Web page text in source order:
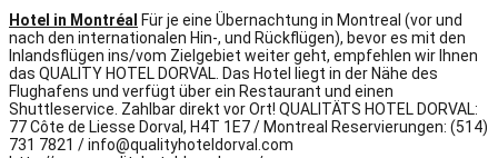
Hotel in Montréal Für je eine Übernachtung in Montreal (vor und
nach den internationalen Hin-, und Rückflügen), bevor es mit den
Inlandsflügen ins/vom Zielgebiet weiter geht, empfehlen wir Ihnen
das QUALITY HOTEL DORVAL. Das Hotel liegt in der Nähe des
Flughafens und verfügt über ein Restaurant und einen
Shuttleservice. Zahlbar direkt vor Ort! QUALITÄTS HOTEL DORVAL:
77 Côte de Liesse Dorval, H4T 1E7 / Montreal Reservierungen: (514)
731 7821 / info@qualityhoteldorval.com